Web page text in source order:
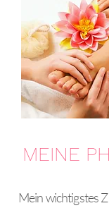
MEINE
Mein wichtigstes